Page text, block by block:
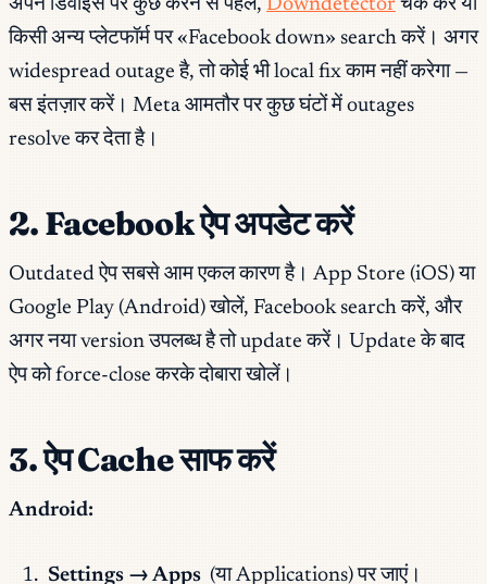
अपने डिवाइस पर कुछ करने से पहले, Downdetectorचेक करें या
किसी अन्य प्लेटफॉर्म पर «Facebook down» search करें। अगर
widespread outage है, तो कोई भी local fix काम नहीं करेगा —
बस इंतज़ार करें। Meta आमतौर पर कुछ घंटों में outages
resolve कर देता है।
2. Facebook ऐप अपडेट करें
Outdated ऐप सबसे आम एकल कारण है। App Store (iOS) या
Google Play (Android) खोलें, Facebook search करें, और
अगर नया version उपलब्ध है तो update करें। Update के बाद
ऐप को force-close करके दोबारा खोलें।
3. ऐप Cache साफ करें
Android:
Settings → Apps (या Applications) पर जाएं।